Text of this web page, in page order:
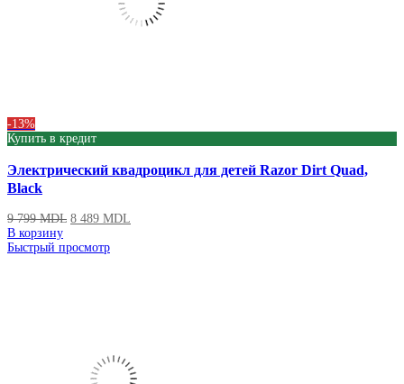
-13%
Купить в кредит
Электрический квадроцикл для детей Razor Dirt Quad,
Black
9 799MDL 8 489 MDL
В корзину
Быстрый просмотр